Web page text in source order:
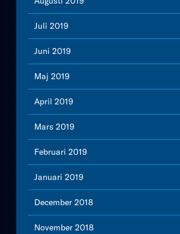
Juli 2019
Juni 2019
Maj 2019
April 2019
Mars 2019
Februari 2019
Januari 2019
December 2018
November 2018